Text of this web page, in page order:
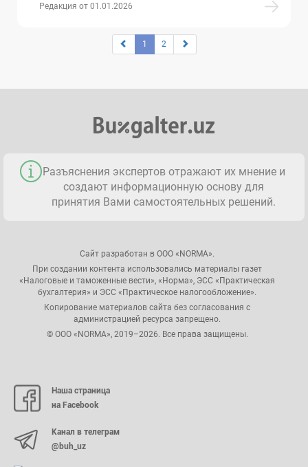
Редакция от 01.01.2026
1 2
Разъяснения экспертов отражают их мнение и
создают информационную основу для
принятия Вами самостоятельных решений.
Сайт разработан в ООО «NORMA».
При создании контента использовались материалы газет
«Налоговые и таможенные вести», «Норма», ЭСС «Практическая
бухгалтерия» и ЭСС «Практическое налогообложение».
Копирование материалов сайта без согласования с
администрацией ресурса запрещено.
© ООО «NORMA», 2019–2026. Все права защищены.
Наша страница
на Facebook
Канал в телеграм
@buh_uz